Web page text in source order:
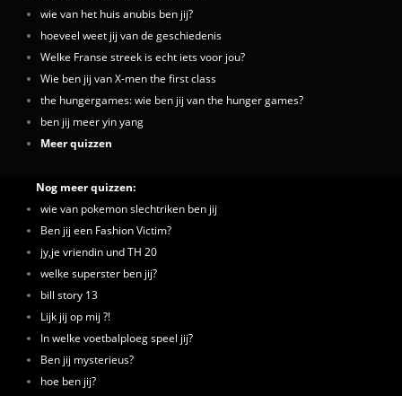
wie van het huis anubis ben jij?
hoeveel weet jij van de geschiedenis
Welke Franse streek is echt iets voor jou?
Wie ben jij van X-men the first class
the hungergames: wie ben jij van the hunger games?
ben jij meer yin yang
Meer quizzen
Nog meer quizzen:
wie van pokemon slechtriken ben jij
Ben jij een Fashion Victim?
jy,je vriendin und TH 20
welke superster ben jij?
bill story 13
Lijk jij op mij ?!
In welke voetbalploeg speel jij?
Ben jij mysterieus?
hoe ben jij?